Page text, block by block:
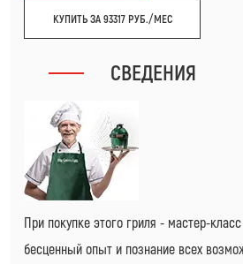
КУПИТЬ ЗА 93317 РУБ./МЕС
СВЕДЕНИЯ
При покупке этого гриля - мастер-
бесценный опыт и познание всех